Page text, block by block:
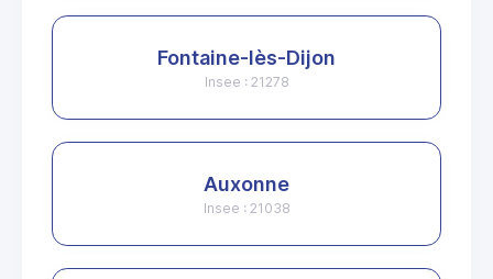
Fontaine-lès-Dijon
Insee : 21278
Auxonne
Insee : 21038